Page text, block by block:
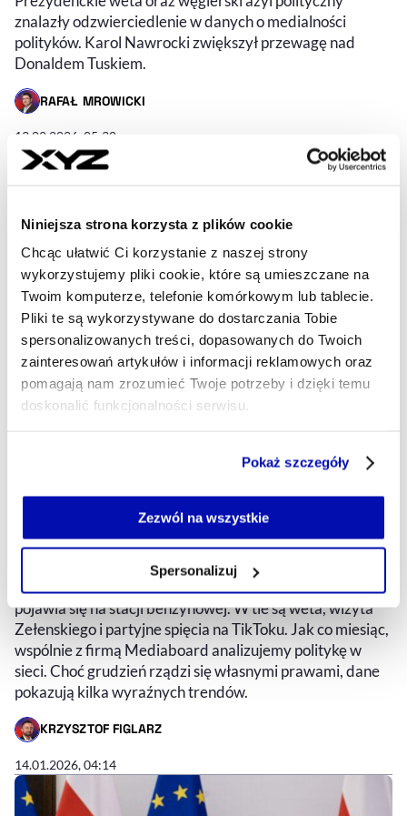
Niniejsza strona korzysta z plików cookie
Chcąc ułatwić Ci korzystanie z naszej strony
wykorzystujemy pliki cookie, które są umieszczane na
Twoim komputerze, telefonie komórkowym lub tablecie.
Pliki te są wykorzystywane do dostarczania Tobie
spersonalizowanych treści, dopasowanych do Twoich
zainteresowań artykułów i informacji reklamowych oraz
pomagają nam zrozumieć Twoje potrzeby i dzięki temu
doskonalić funkcjonalności serwisu.
Jeżeli nie wyrażasz zgody na zapisywanie plików cookie,
możesz łatwo zarządzać swoimi uprawnieniami, np. we
własnej przeglądarce internetowej lub po wybraniu opcji
naszejPolityce Prywatności
Pokaż szczegóły
Zezwól na wszystkie
Spersonalizuj
znalazły odzwierciedlenie w danych o medialności
polityków. Karol Nawrocki zwiększył przewagę nad
Donaldem Tuskiem.
RAFAŁ MROWICKI
- AUTOR ARTYKUŁU - PROFIL
13.02.2026, 05:30
zdominowana przez dwa nazwiska.
Mentzen naciska, Braun poszerza
zasięg. Podsumowanie
politycznego grudnia w mediach
Tusk śpiewa kolędy, Nawrocki niesie choinkę, Mentzen
pojawia się na stacji benzynowej. W tle są weta, wizyta
Zełenskiego i partyjne spięcia na TikToku. Jak co miesiąc,
wspólnie z firmą Mediaboard analizujemy politykę w
sieci. Choć grudzień rządzi się własnymi prawami, dane
pokazują kilka wyraźnych trendów.
KRZYSZTOF FIGLARZ
- AUTOR ARTYKUŁU - PROFIL
14.01.2026, 04:14